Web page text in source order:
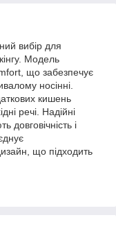
вибір для
Модель
що забезпечує
носінні.
кишень
речі. Надійні
довговічність і
що підходить